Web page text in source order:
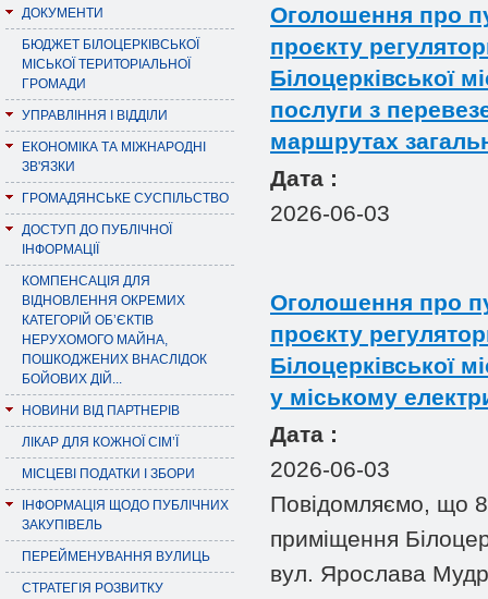
ДОКУМЕНТИ
БЮДЖЕТ БІЛОЦЕРКІВСЬКОЇ
МІСЬКОЇ ТЕРИТОРІАЛЬНОЇ
ГРОМАДИ
УПРАВЛІННЯ І ВІДДІЛИ
ЕКОНОМІКА ТА МІЖНАРОДНІ
ЗВ'ЯЗКИ
ГРОМАДЯНСЬКЕ СУСПІЛЬСТВО
ДОСТУП ДО ПУБЛІЧНОЇ
ІНФОРМАЦІЇ
КОМПЕНСАЦІЯ ДЛЯ
ВІДНОВЛЕННЯ ОКРЕМИХ
КАТЕГОРІЙ ОБ’ЄКТІВ
НЕРУХОМОГО МАЙНА,
ПОШКОДЖЕНИХ ВНАСЛІДОК
БОЙОВИХ ДІЙ...
НОВИНИ ВІД ПАРТНЕРІВ
ЛІКАР ДЛЯ КОЖНОЇ СІМ’Ї
МІСЦЕВІ ПОДАТКИ І ЗБОРИ
ІНФОРМАЦІЯ ЩОДО ПУБЛІЧНИХ
ЗАКУПІВЕЛЬ
ПЕРЕЙМЕНУВАННЯ ВУЛИЦЬ
СТРАТЕГІЯ РОЗВИТКУ
Оголошення про
проєкту
Білоцерківської
послуги з
маршрутах
Дата :
2026-06-03
Оголошення про
проєкту
Білоцерківської
у міському
Дата :
2026-06-03
Повідомляємо, що
приміщення
вул. Ярослава